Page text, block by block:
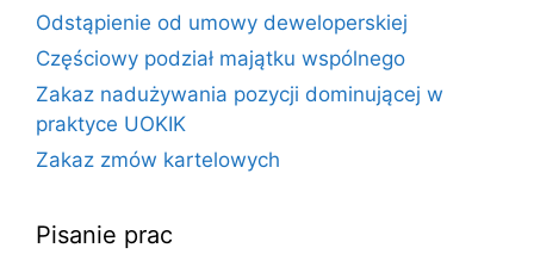
Odstąpienie od umowy deweloperskiej
Częściowy podział majątku wspólnego
Zakaz nadużywania pozycji dominującej w
praktyce UOKIK
Zakaz zmów kartelowych
Pisanie prac